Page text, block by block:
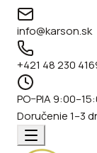
info@karson.sk
+421 48 230
PO–PIA
Doručenie 1–3